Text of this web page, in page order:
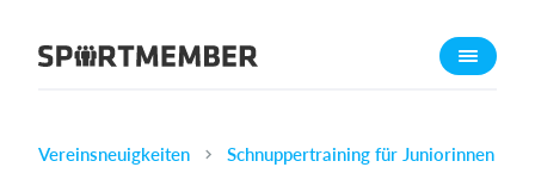
Über SportMember
Vereinsneuigkeiten Schnuppertraining für Juniorinnen